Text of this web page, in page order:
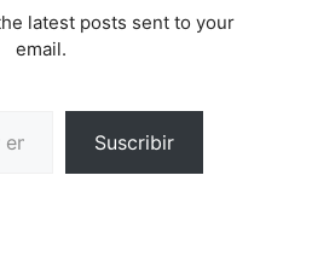
latest posts sent to your
email.
Suscribir